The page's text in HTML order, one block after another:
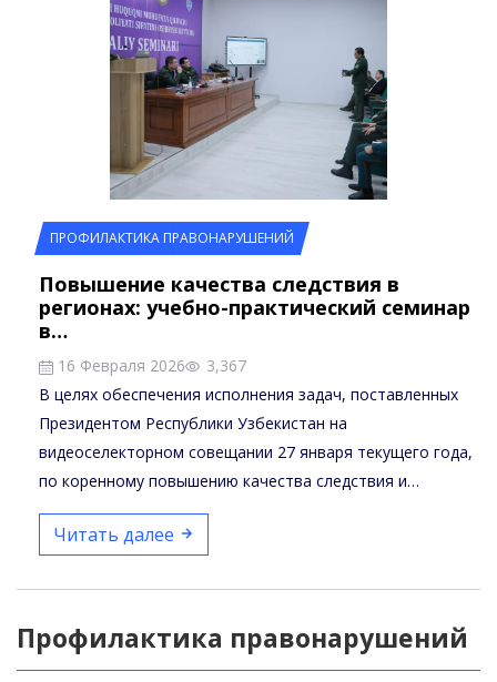
ПРОФИЛАКТИКА ПРАВОНАРУШЕНИЙ
Повышение качества следствия в
регионах: учебно-практический семинар
в…
16 Февраля 2026
3,367
В целях обеспечения исполнения задач, поставленных
Президентом Республики Узбекистан на
видеоселекторном совещании 27 января текущего года,
по коренному повышению качества следствия и
обеспечению его…
Читать далее
Профилактика правонарушений